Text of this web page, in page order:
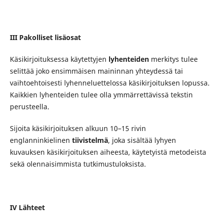
III Pakolliset lisäosat
Käsikirjoituksessa käytettyjen lyhenteiden merkitys tulee
selittää joko ensimmäisen maininnan yhteydessä tai
vaihtoehtoisesti lyhenneluettelossa käsikirjoituksen lopussa.
Kaikkien lyhenteiden tulee olla ymmärrettävissä tekstin
perusteella.
Sijoita käsikirjoituksen alkuun 10–15 rivin
englanninkielinen tiivistelmä, joka sisältää lyhyen
kuvauksen käsikirjoituksen aiheesta, käytetyistä metodeista
sekä olennaisimmista tutkimustuloksista.
IV Lähteet